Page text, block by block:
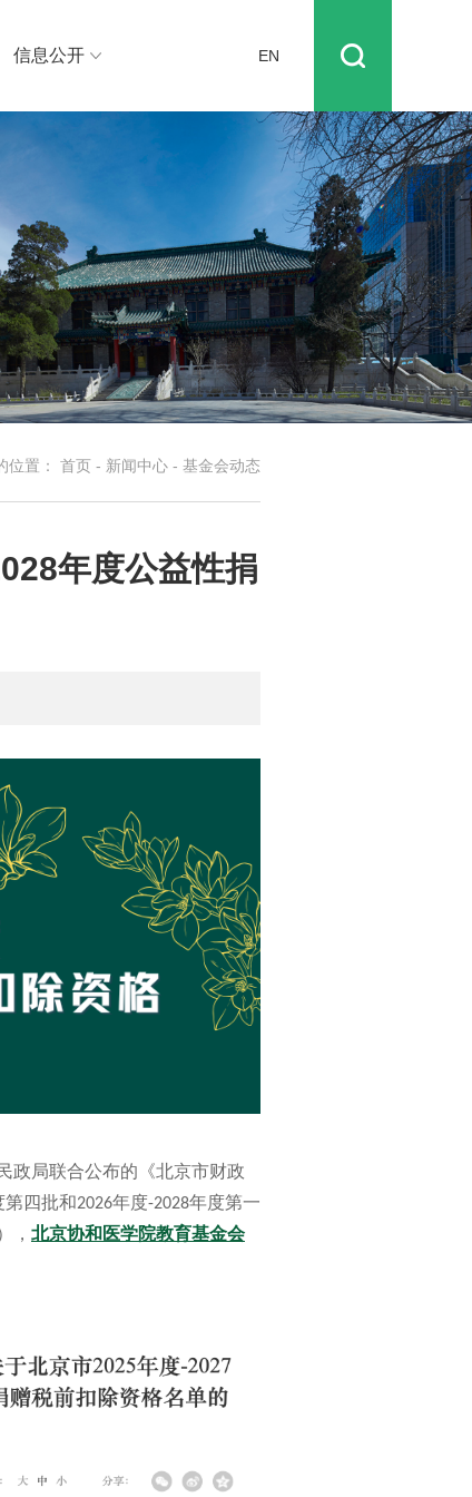
信息公开 EN
位置： 首页 - 新闻中心 - 基金会动态
年度公益性捐
政局联合公布的《北京市财政
四批和2026年度-2028年度第一
， 北京协和医学院教育基金会